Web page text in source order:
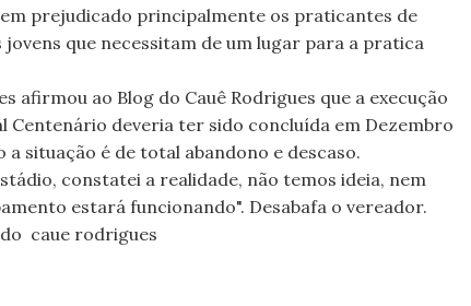
prejudicado principalmente os praticantes de
que necessitam de um lugar para a pratica
afirmou ao Blog do Cauê Rodrigues que a execução
Centenário deveria ter sido concluída em Dezembro
a situação é de total abandono e descaso.
constatei a realidade, não temos ideia, nem
estará funcionando". Desabafa o vereador.
do caue rodrigues